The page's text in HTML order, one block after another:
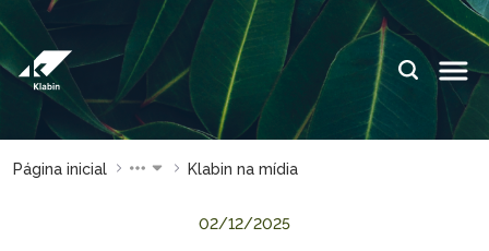
Pular para o Conteúdo principal
IDIOMAS:
ES
ESPAÇOS KLABIN
Investidores
Página inicial Klabin na mídia
02/12/2025